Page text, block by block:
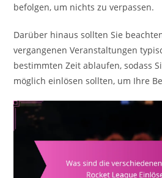
befolgen, um nichts zu verpassen.
Darüber hinaus sollten Sie
vergangenen Veranstaltungen
bestimmten Zeit ablaufen, sodass
möglich einlösen sollten, um Ihre